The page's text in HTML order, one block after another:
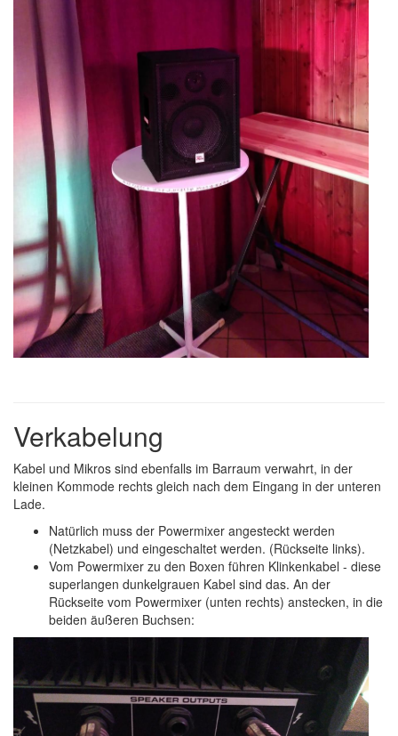
Verkabelung
Kabel und Mikros sind ebenfalls im Barraum verwahrt, in der
kleinen Kommode rechts gleich nach dem Eingang in der unteren
Lade.
Natürlich muss der Powermixer angesteckt werden
(Netzkabel) und eingeschaltet werden. (Rückseite links).
Vom Powermixer zu den Boxen führen Klinkenkabel - diese
superlangen dunkelgrauen Kabel sind das. An der
Rückseite vom Powermixer (unten rechts) anstecken, in die
beiden äußeren Buchsen: